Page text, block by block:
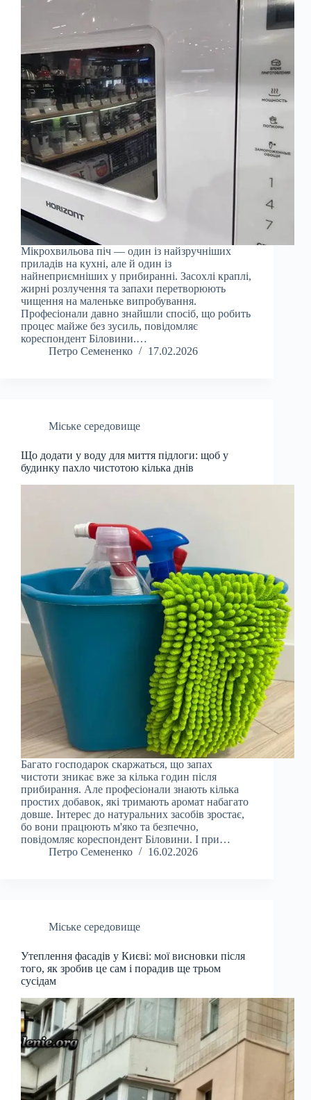
Мікрохвильова піч — один із найзручніших
приладів на кухні, але й один із
найнеприємніших у прибиранні. Засохлі краплі,
жирні розлучення та запахи перетворюють
чищення на маленьке випробування.
Професіонали давно знайшли спосіб, що робить
процес майже без зусиль, повідомляє
кореспондент Біловини.…
Петро Семененко
17.02.2026
Міське середовище
Що додати у воду для миття підлоги: щоб у
будинку пахло чистотою кілька днів
Багато господарок скаржаться, що запах
чистоти зникає вже за кілька годин після
прибирання. Але професіонали знають кілька
простих добавок, які тримають аромат набагато
довше. Інтерес до натуральних засобів зростає,
бо вони працюють м'яко та безпечно,
повідомляє кореспондент Біловини. І при…
Петро Семененко
16.02.2026
Міське середовище
Утеплення фасадів у Києві: мої висновки після
того, як зробив це сам і порадив ще трьом
сусідам